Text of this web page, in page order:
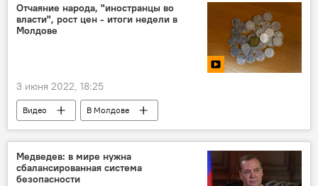
Отчаяние народа, "иностранцы во
власти", рост цен - итоги недели в
Молдове
3 июня 2022, 18:25
Видео В Молдове
Медведев: в мире нужна
сбалансированная система
безопасности